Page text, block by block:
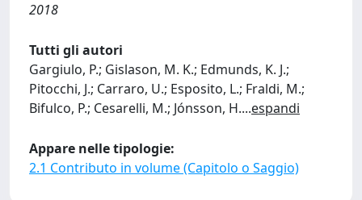
2018
Tutti gli autori
Gargiulo, P.; Gislason, M. K.; Edmunds, K. J.;
Pitocchi, J.; Carraro, U.; Esposito, L.; Fraldi, M.;
Bifulco, P.; Cesarelli, M.; Jónsson, H....espandi
Appare nelle tipologie:
2.1 Contributo in volume (Capitolo o Saggio)